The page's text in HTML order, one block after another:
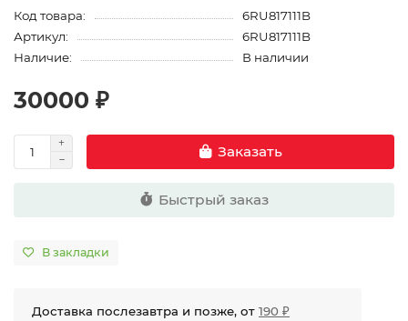
Код товара:
6RU817111B
Артикул:
6RU817111B
Наличие:
В наличии
30000 ₽
Заказать
Быстрый заказ
В закладки
Доставка послезавтра и позже, от 190 ₽